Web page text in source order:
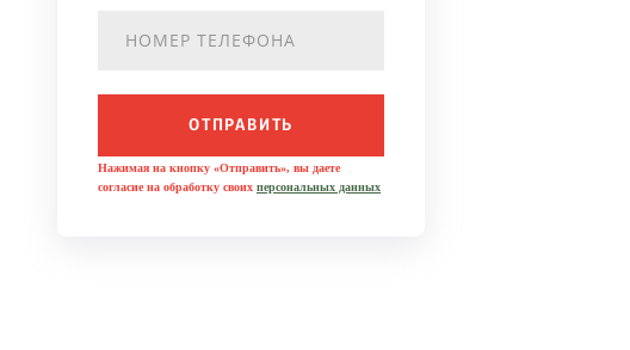
ОТПРАВИТЬ
Нажимая на кнопку «Отправить», вы даете
согласие на обработку своих персональных данных